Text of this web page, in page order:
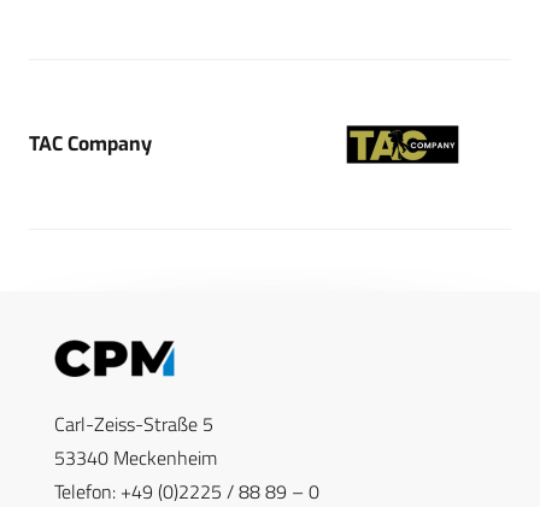
TAC Company
Carl-Zeiss-Straße 5
53340 Meckenheim
Telefon: +49 (0)2225 / 88 89 – 0